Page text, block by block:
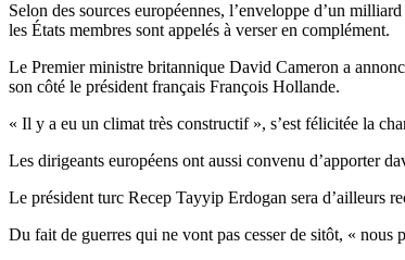
Selon des sources européennes, l’enveloppe d’un
les États membres sont appelés à verser en complément.
Le Premier ministre britannique David Cameron a
son côté le président français François Hollande.
« Il y a eu un climat très constructif », s’est félicitée la
Les dirigeants européens ont aussi convenu d’apporter
Le président turc Recep Tayyip Erdogan sera d’ailleurs
Du fait de guerres qui ne vont pas cesser de sitôt, «